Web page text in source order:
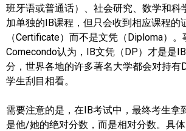
常用查询工具
地产杂谈
走近加拿大
加拿大的历史文化
班牙语或普通话）、社会研究、数学和科
加单独的IB课程，但只会收到相应课程的
（Certificate）而不是文凭（Diploma）。
Comecondo认为，IB文凭（DP）才是是
分，世界各地的许多著名大学都会对持有
学生刮目相看。
需要注意的是，在IB考试中，最终考生拿
是他/她的绝对分数，而是相对分数。具